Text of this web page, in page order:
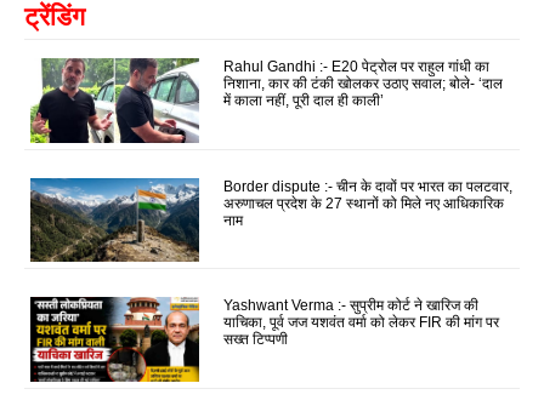
ट्रेंडिंग
Rahul Gandhi :- E20 पेट्रोल पर राहुल गांधी का
निशाना, कार की टंकी खोलकर उठाए सवाल; बोले- ‘दाल
में काला नहीं, पूरी दाल ही काली’
Border dispute :- चीन के दावों पर भारत का पलटवार,
अरुणाचल प्रदेश के 27 स्थानों को मिले नए आधिकारिक
नाम
Yashwant Verma :- सुप्रीम कोर्ट ने खारिज की
याचिका, पूर्व जज यशवंत वर्मा को लेकर FIR की मांग पर
सख्त टिप्पणी